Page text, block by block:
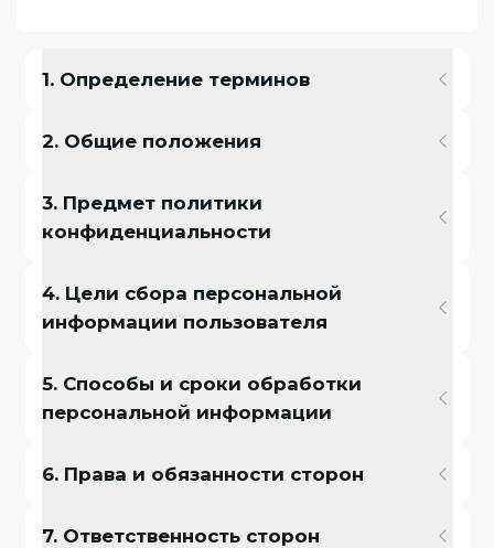
1. Определение терминов
2. Общие положения
3. Предмет политики
конфиденциальности
4. Цели сбора персональной
информации пользователя
5. Способы и сроки обработки
персональной информации
6. Права и обязанности сторон
7. Ответственность сторон